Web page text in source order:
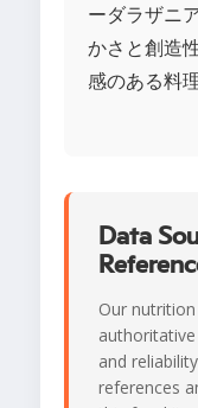
ーダラザニ
かさと創造
感のある料
Data
Our
and
references